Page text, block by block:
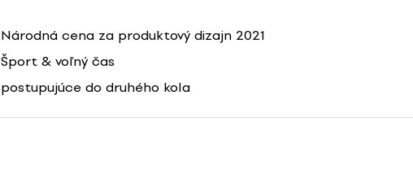
Národná cena za produktový dizajn 2021
Šport & voľný čas
postupujúce do druhého kola